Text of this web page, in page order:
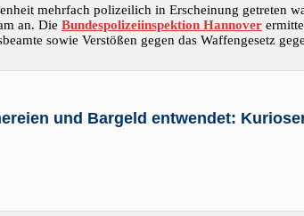
mehrfach polizeilich in Erscheinung getreten
an. Die Bundespolizeiinspektion Hannover
sowie Verstößen gegen das Waffengesetz
und Bargeld entwendet: